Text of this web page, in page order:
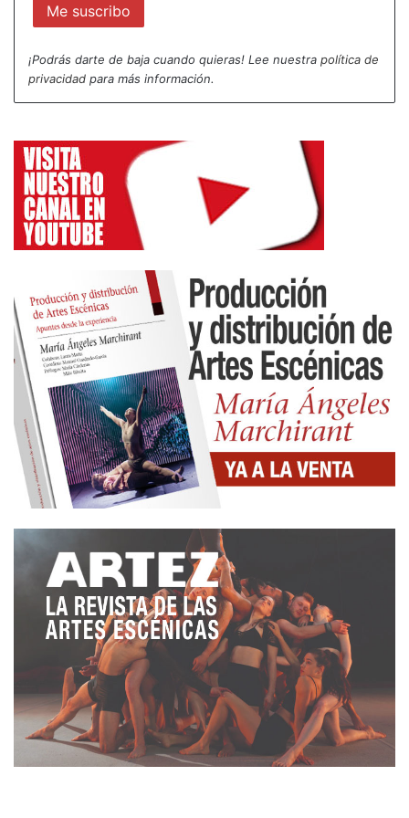
puede ser la veleidad de aparentar algo, el deseo
de la otra, que falsea la dirección del gesto, le hace
psicología y la intención acaba por velar el
movimiento.
Kleist descubrió en las marionetas la manifestación
de la gracia en el gesto porque los muñecos están
La gracia en el movimiento es un asunto central
para la bailarina, el bailarín, la actriz, el actor, en su
trabajo, y por qué no, también para la persona en
su interacción cotidiana. ¿No es acaso esta gracia
singular la que nos hace guapas/os más allá de los
cánones de las modas de cada época y cultura?
¡Podrás darte de baja cuando quieras! Lee nuestra política de
privacidad para más información.